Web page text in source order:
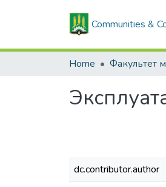
Communities &
Home
dc.contributor.author